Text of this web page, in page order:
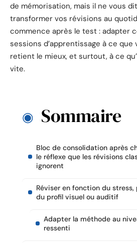
de mémorisation, mais il ne vous
transformer vos révisions au
commence après le test : adapter
sessions d’apprentissage à ce
retient le mieux, et surtout, à ce
vite.
Sommaire
Bloc de consolidation après
le réflexe que les révisions
ignorent
Réviser en fonction du stress,
du profil visuel ou auditif
Adapter la méthode au
ressenti